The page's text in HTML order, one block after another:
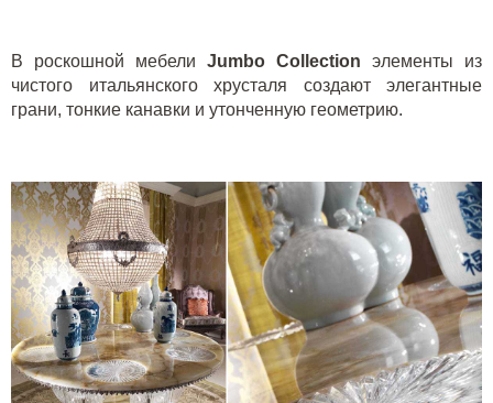
В роскошной мебели Jumbo Collection элементы из
чистого итальянского хрусталя создают элегантные
грани, тонкие канавки и утонченную геометрию.